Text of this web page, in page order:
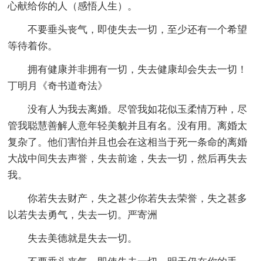
心献给你的人（感悟人生）。
不要垂头丧气，即使失去一切，至少还有一个希望
等待着你。
拥有健康并非拥有一切，失去健康却会失去一切！
丁明月《奇书道奇法》
没有人为我去离婚。尽管我如花似玉柔情万种，尽
管我聪慧善解人意年轻美貌并且有名。没有用。离婚太
复杂了。他们害怕并且也会在这相当于死一条命的离婚
大战中间失去声誉，失去前途，失去一切，然后再失去
我。
你若失去财产，失之甚少你若失去荣誉，失之甚多
以若失去勇气，失去一切。严寄洲
失去美德就是失去一切。